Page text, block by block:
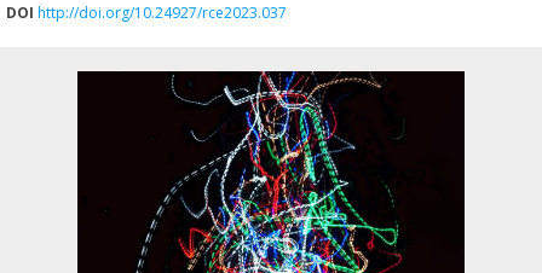
DOI http://doi.org/10.24927/rce2023.037